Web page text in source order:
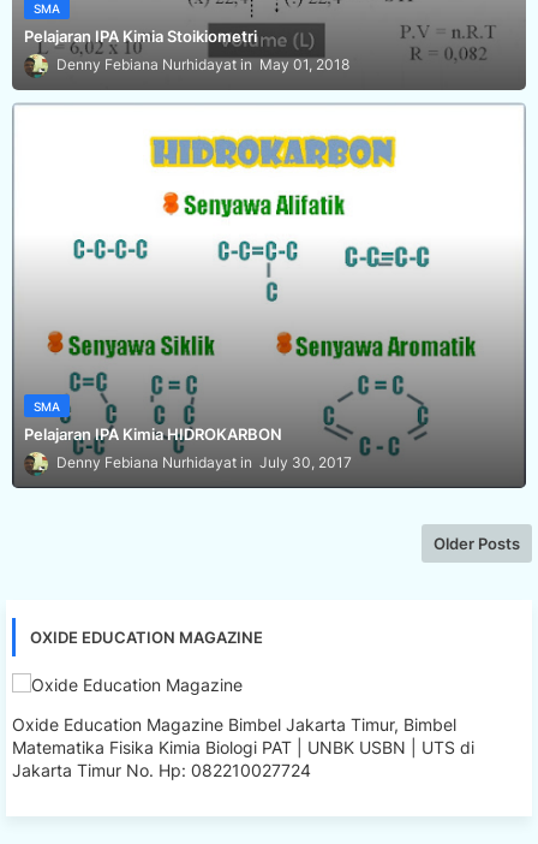
SMA
Pelajaran IPA Kimia Stoikiometri
Denny Febiana Nurhidayat May 01, 2018
SMA
Pelajaran IPA Kimia HIDROKARBON
Denny Febiana Nurhidayat July 30, 2017
Older Posts
OXIDE EDUCATION MAGAZINE
Oxide Education Magazine Bimbel Jakarta Timur, Bimbel
Matematika Fisika Kimia Biologi PAT | UNBK USBN | UTS di
Jakarta Timur No. Hp: 082210027724